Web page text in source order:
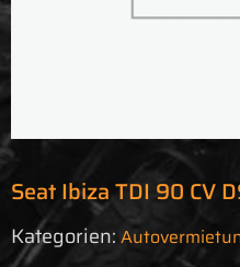
Seat Ibiza TDI 90 CV
Kategorien: